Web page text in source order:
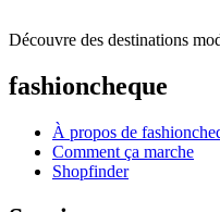
Découvre des destinations
fashioncheque
À propos de
Comment ça marche
Shopfinder